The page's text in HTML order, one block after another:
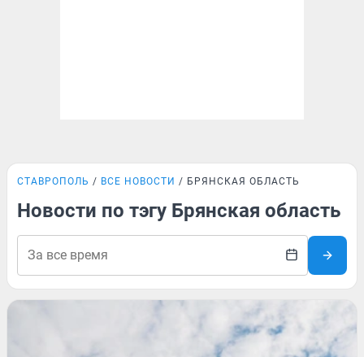
СТАВРОПОЛЬ ВСЕ НОВОСТИ БРЯНСКАЯ ОБЛАСТЬ
Новости по тэгу Брянская область